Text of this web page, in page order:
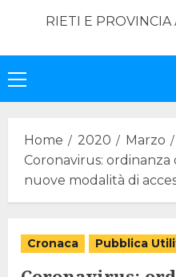
RIETI E
Primary
Menu
Home 2020
Marzo
Coronavirus: ordinanza
nuove modalità di
Cronaca Pubblica